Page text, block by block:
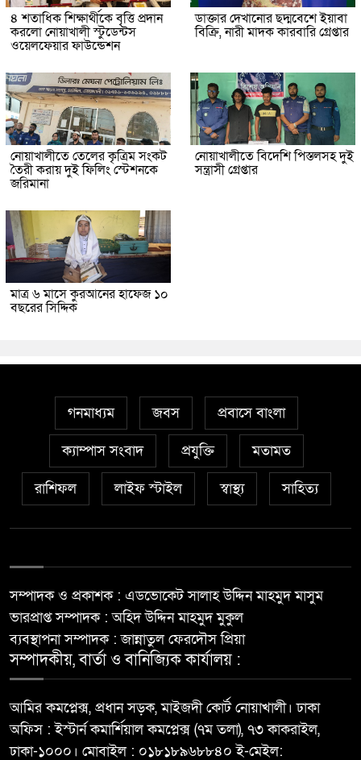
৪ শতাধিক শিক্ষার্থীকে বৃত্তি প্রদান
করলো নোয়াখালী স্টুডেন্টস
ওয়েলফেয়ার ফাউন্ডেশন
ডাক্তার দেখানোর ছদ্মবেশে ইয়াবা
বিক্রি, নারী মাদক কারবারি গ্রেপ্তার
নোয়াখালীতে তেলের কৃত্রিম সংকট
তৈরী করায় দুই ফিলিং স্টেশনকে
জরিমানা
নোয়াখালীতে বিদেশি পিস্তলসহ দুই
সন্ত্রাসী গ্রেপ্তার
মাত্র ৬ মাসে কুরআনের হাফেজ ১০
বছরের সিদ্দিক
গনমাধ্যম জবস প্রবাসে বাংলা
ক্যাম্পাস সংবাদ প্রযুক্তি মতামত
রাশিফল লাইফ স্টাইল স্বাস্থ্য সাহিত্য
সম্পাদক ও প্রকাশক : এডভোকেট সালাহ উদ্দিন মাহমুদ মাসুম
ভারপ্রাপ্ত সম্পাদক : অহিদ উদ্দিন মাহমুদ মুকুল
ব্যবস্থাপনা সম্পাদক : জান্নাতুল ফেরদৌস প্রিয়া
সম্পাদকীয়, বার্তা ও বানিজ্যিক কার্যালয় :
আমির কমপ্লেক্স, প্রধান সড়ক, মাইজদী কোর্ট নোয়াখালী। ঢাকা
অফিস : ইস্টার্ন কমার্শিয়াল কমপ্লেক্স (৭ম তলা), ৭৩ কাকরাইল,
ঢাকা-১০০০। মোবাইল : ০১৮১৮৯৬৮৮৪০ ই-মেইল: